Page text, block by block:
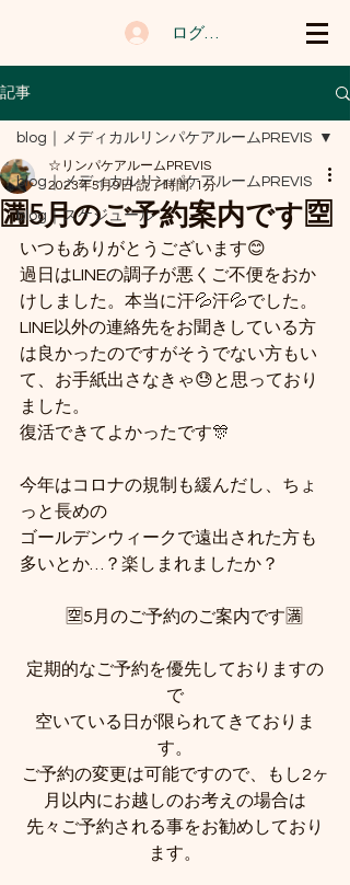
ログイン
記事
blog｜メディカルリンパケアルームPREVIS
blog｜スケジュール
blog｜メディカルリンパケアルームPREVIS
🈵5月のご予約案内です🈳
☆リンパケアルームPREVIS
2023年5月9日 読了時間: 1分
いつもありがとうございます😊
過日はLINEの調子が悪くご不便をおか
けしました。本当に汗💦汗💦でした。
LINE以外の連絡先をお聞きしている方
は良かったのですがそうでない方もい
て、お手紙出さなきゃ😓と思っており
ました。
復活できてよかったです🎊
今年はコロナの規制も緩んだし、ちょ
っと長めの
ゴールデンウィークで遠出された方も
多いとか…？楽しまれましたか？
🈳️5月のご予約のご案内です🈵️
定期的なご予約を優先しておりますの
で
空いている日が限られてきておりま
す。
ご予約の変更は可能ですので、もし2ヶ
月以内にお越しのお考えの場合は
先々ご予約される事をお勧めしており
ます。